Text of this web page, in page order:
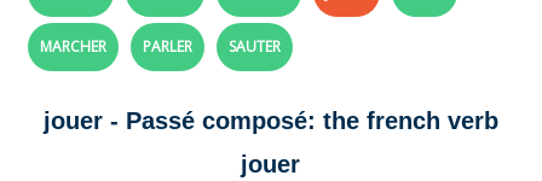
MARCHER PARLER SAUTER
jouer - Passé composé: the french verb
jouer